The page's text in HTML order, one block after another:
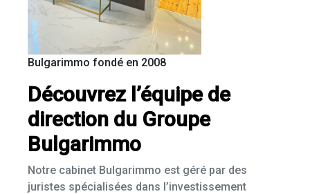
Bulgarimmo fondé en 2008
Découvrez l’équipe de
direction du Groupe
Bulgarimmo
Notre cabinet Bulgarimmo est géré par des
juristes spécialisées dans l’investissement